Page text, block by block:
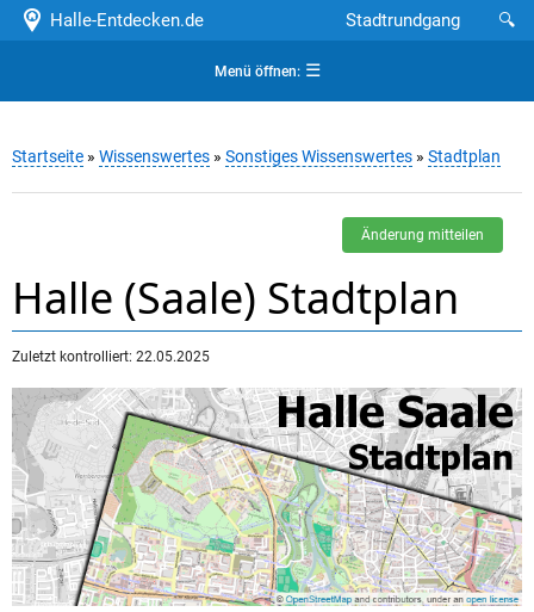
Halle-Entdecken.de 🔍
Stadtrundgang
Menü öffnen:☰
Startseite » Wissenswertes » Sonstiges Wissenswertes » Stadtplan
Änderung mitteilen
Halle (Saale) Stadtplan
Zuletzt kontrolliert: 22.05.2025